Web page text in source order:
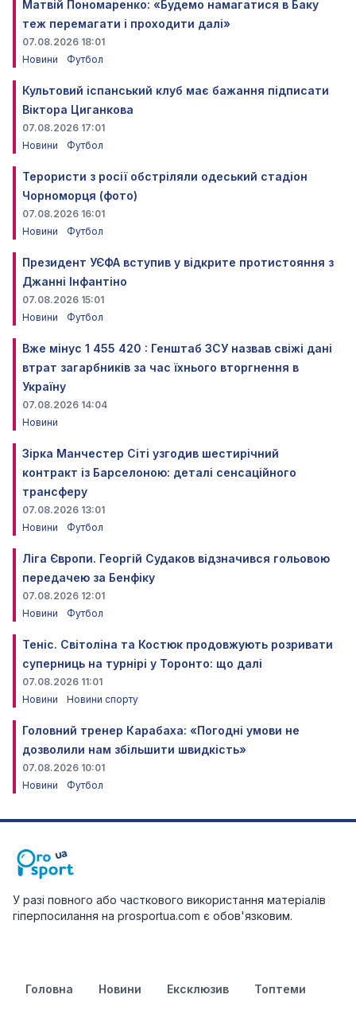
Матвій Пономаренко: «Будемо намагатися в Баку
теж перемагати і проходити далі»
07.08.2026 18:01
Новини
Футбол
Культовий іспанський клуб має бажання підписати
Віктора Циганкова
07.08.2026 17:01
Новини
Футбол
Терористи з росії обстріляли одеський стадіон
Чорноморця (фото)
07.08.2026 16:01
Новини
Футбол
Президент УЄФА вступив у відкрите протистояння з
Джанні Інфантіно
07.08.2026 15:01
Новини
Футбол
Вже мінус 1 455 420 : Генштаб ЗСУ назвав свіжі дані
втрат загарбників за час їхнього вторгнення в
Україну
07.08.2026 14:04
Новини
Зірка Манчестер Сіті узгодив шестирічний
контракт із Барселоною: деталі сенсаційного
трансферу
07.08.2026 13:01
Новини
Футбол
Ліга Європи. Георгій Судаков відзначився гольовою
передачею за Бенфіку
07.08.2026 12:01
Новини
Футбол
Теніс. Світоліна та Костюк продовжують розривати
суперниць на турнірі у Торонто: що далі
07.08.2026 11:01
Новини
Новини спорту
Головний тренер Карабаха: «Погодні умови не
дозволили нам збільшити швидкість»
07.08.2026 10:01
Новини
Футбол
У разі повного або часткового використання матеріалів
гіперпосилання на prosportua.com є обов'язковим.
Головна Новини Ексклюзив Топтеми